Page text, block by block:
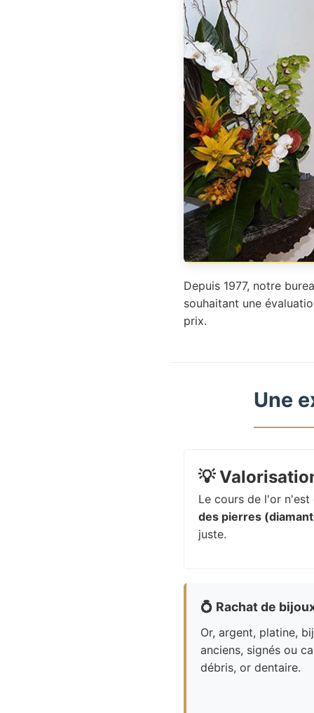
Depuis 1977, notre
souhaitant une
prix.
Une
💡
Le cours de l'or
des pierres
juste.
💍 Rachat de
Or, argent, platine,
anciens, signés ou
débris, or dentaire.